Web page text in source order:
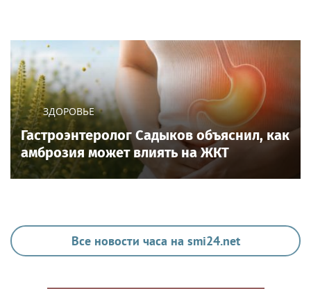
ЗДОРОВЬЕ
Гастроэнтеролог Садыков объяснил, как
амброзия может влиять на ЖКТ
Все новости часа на smi24.net